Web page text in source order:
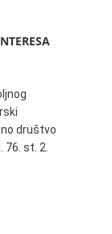
društvo
st. 2.